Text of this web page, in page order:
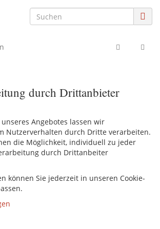
durch Drittanbieter
Angebotes lassen wir
Nutzerverhalten durch Dritte verarbeiten.
die Möglichkeit, individuell zu jeder
durch Drittanbeiter
können Sie jederzeit in unseren Cookie-